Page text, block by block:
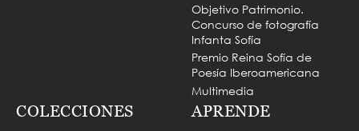
Objetivo Patrimonio.
Concurso de fotografía
Infanta Sofía
Premio Reina Sofía de
Poesía Iberoamericana
Multimedia
COLECCIONES APRENDE